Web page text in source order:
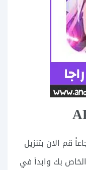
قم الان بتنزيل
الخاص بك وابدأ في